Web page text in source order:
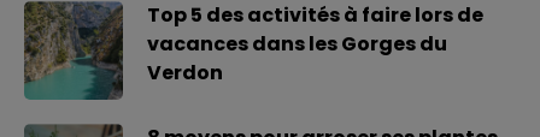
Top 5 des activités à faire lors de
vacances dans les Gorges du
Verdon